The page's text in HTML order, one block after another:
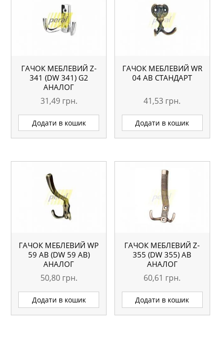
ГАЧОК МЕБЛЕВИЙ Z-
341 (DW 341) G2
АНАЛОГ
31,49 грн.
Додати в кошик
ГАЧОК МЕБЛЕВИЙ WR
04 AB СТАНДАРТ
41,53 грн.
Додати в кошик
ГАЧОК МЕБЛЕВИЙ WР
59 AB (DW 59 AB)
АНАЛОГ
50,80 грн.
Додати в кошик
ГАЧОК МЕБЛЕВИЙ Z-
355 (DW 355) АВ
АНАЛОГ
60,61 грн.
Додати в кошик